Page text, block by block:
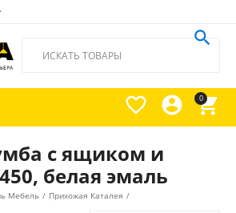
0




с ящиком и
белая эмаль
Мебель / Прихожая Каталея /